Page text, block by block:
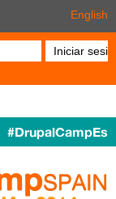
English
#DrupalCampEs